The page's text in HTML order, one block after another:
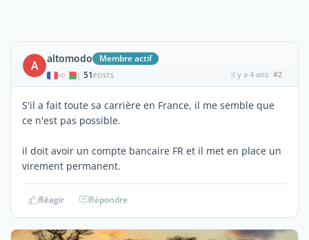
A altomodo Membre actif
| 51 POSTS il y a 4 ans #2
S'il a fait toute sa carrière en France, il me semble que
ce n'est pas possible.
il doit avoir un compte bancaire FR et il met en place un
virement permanent.
Réagir Répondre